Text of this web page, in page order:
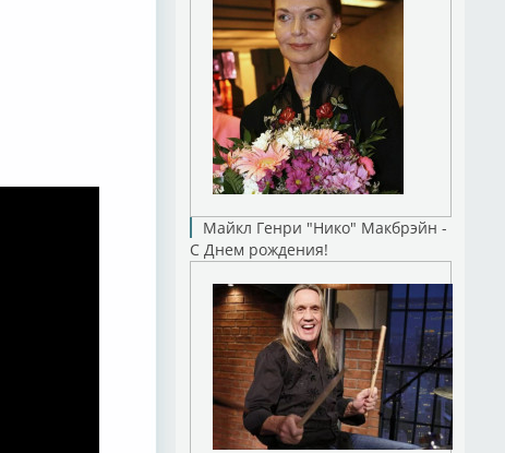
Майкл Генри "Нико" Макбрэйн -
С Днем рождения!